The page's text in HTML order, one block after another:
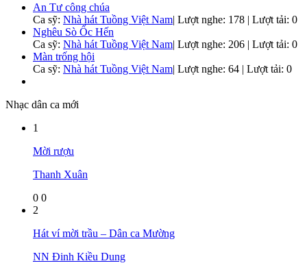
An Tư công chúa
Ca sỹ: Nhà hát Tuồng Việt Nam| Lượt nghe: 178 | Lượt tải: 0
Nghêu Sò Ốc Hến
Ca sỹ: Nhà hát Tuồng Việt Nam| Lượt nghe: 206 | Lượt tải: 0
Màn trống hội
Ca sỹ: Nhà hát Tuồng Việt Nam| Lượt nghe: 64 | Lượt tải: 0
Nhạc dân ca mới
1
Mời rượu
Thanh Xuân
0 0
2
Hát ví mời trầu – Dân ca Mường
NN Đinh Kiều Dung